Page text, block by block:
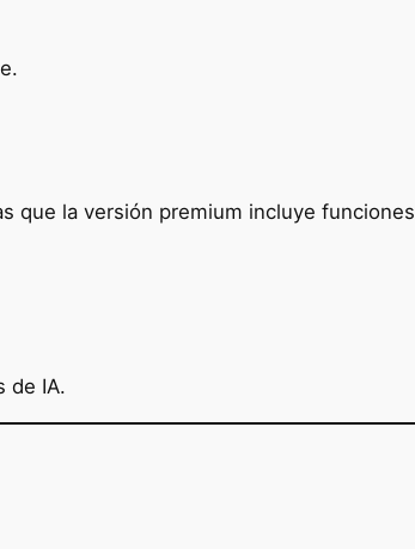
que la versión premium incluye funciones
de IA.